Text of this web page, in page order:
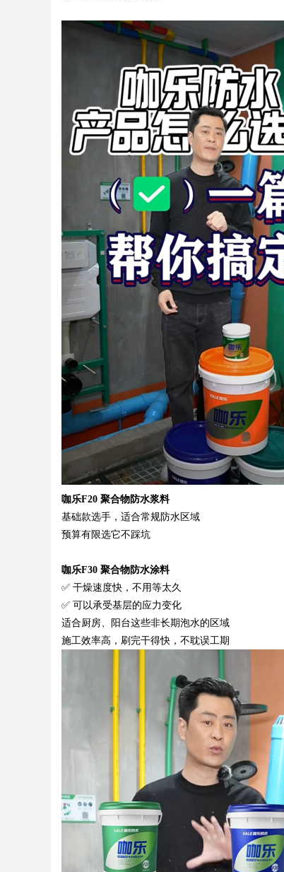
uz
Bo
ar
d
咖乐F20 聚合物防水浆料
基础款选手，适合常规防水区域
预算有限选它不踩坑
咖乐F30 聚合物防水涂料
✅ 干燥速度快，不用等太久
✅ 可以承受基层的应力变化
适合厨房、阳台这些非长期泡水的区域
施工效率高，刷完干得快，不耽误工期